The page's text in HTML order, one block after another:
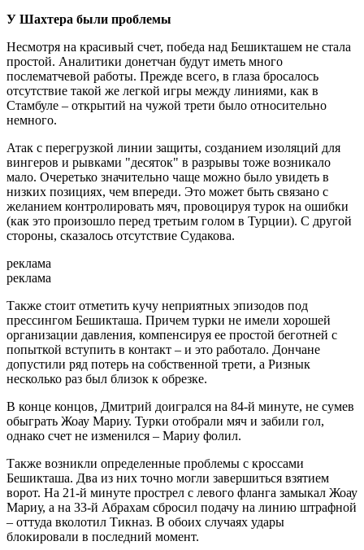
У Шахтера были проблемы
Несмотря на красивый счет, победа над Бешикташем не стала
простой. Аналитики донетчан будут иметь много
послематчевой работы. Прежде всего, в глаза бросалось
отсутствие такой же легкой игры между линиями, как в
Стамбуле – открытий на чужой трети было относительно
немного.
Атак с перегрузкой линии защиты, созданием изоляций для
вингеров и рывками "десяток" в разрывы тоже возникало
мало. Очеретько значительно чаще можно было увидеть в
низких позициях, чем впереди. Это может быть связано с
желанием контролировать мяч, провоцируя турок на ошибки
(как это произошло перед третьим голом в Турции). С другой
стороны, сказалось отсутствие Судакова.
реклама
реклама
Также стоит отметить кучу неприятных эпизодов под
прессингом Бешикташа. Причем турки не имели хорошей
организации давления, компенсируя ее простой беготней с
попыткой вступить в контакт – и это работало. Дончане
допустили ряд потерь на собственной трети, а Ризнык
несколько раз был близок к обрезке.
В конце концов, Дмитрий доигрался на 84-й минуте, не сумев
обыграть Жоау Мариу. Турки отобрали мяч и забили гол,
однако счет не изменился – Мариу фолил.
Также возникли определенные проблемы с кроссами
Бешикташа. Два из них точно могли завершиться взятием
ворот. На 21-й минуте прострел с левого фланга замыкал Жоау
Мариу, а на 33-й Абрахам сбросил подачу на линию штрафной
– оттуда вколотил Тикназ. В обоих случаях удары
блокировали в последний момент.